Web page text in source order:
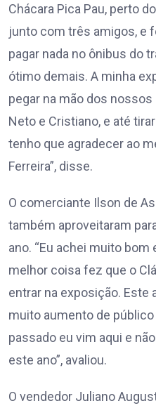
Chácara Pica Pau, perto
junto com três amigos, e
pagar nada no ônibus do
ótimo demais. A minha
pegar na mão dos
Neto e Cristiano, e até
tenho que agradecer ao
Ferreira”, disse.
O comerciante Ilson de
também aproveitaram
ano. “Eu achei muito bom
melhor coisa fez que o
entrar na exposição. Este
muito aumento de
passado eu vim aqui e
este ano”, avaliou.
O vendedor Juliano